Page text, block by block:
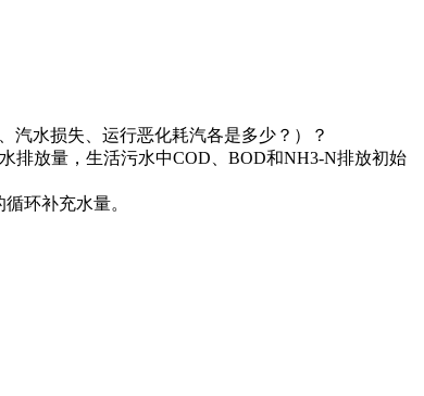
水损失、运行恶化耗汽各是多少？）？
排放量，生活污水中COD、BOD和NH3-N排放初始
环补充水量。